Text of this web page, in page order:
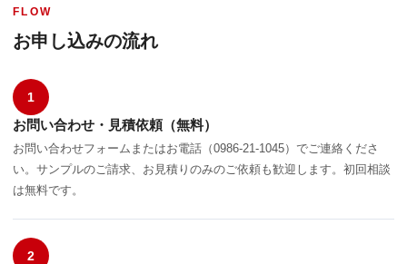
FLOW
お申し込みの流れ
1
お問い合わせ・見積依頼（無料）
お問い合わせフォームまたはお電話（0986-21-1045）でご連絡くださ
い。サンプルのご請求、お見積りのみのご依頼も歓迎します。初回相談
は無料です。
2